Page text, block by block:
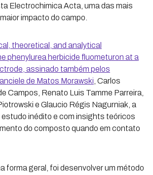
Electrochimica Acta, uma das mais
impacto do campo.
theoretical, and analytical
phenylurea herbicide fluometuron at a
assinado também pelos
de Matos Morawski , Carlos
Campos, Renato Luis Tamme Parreira,
e Glaucio Régis Nagurniak, a
estudo inédito e com insights teóricos
do composto quando em contato
forma geral, foi desenvolver um método